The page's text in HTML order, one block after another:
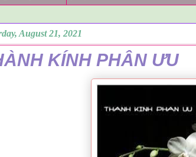
August 21, 2021
KÍNH PHÂN ƯU